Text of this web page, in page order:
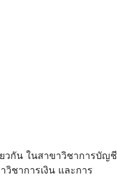
วกัน ในสาขาวิชาการบัญชี
ชาการเงิน และการ